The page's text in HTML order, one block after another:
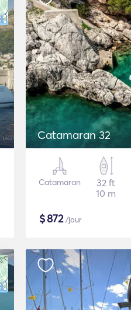
Catamaran 32
Catamaran
32 ft
10 m
$872/jour